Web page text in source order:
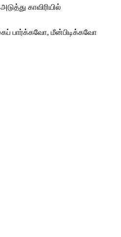
காவிரியில்
பார்க்கவோ, மீன்பிடிக்கவோ